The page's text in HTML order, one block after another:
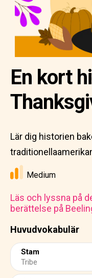
Huvudvokabulär
Stam
Tribe
En kort
Lär dig historien
Medium
Läs och lyssna på
berättelse på